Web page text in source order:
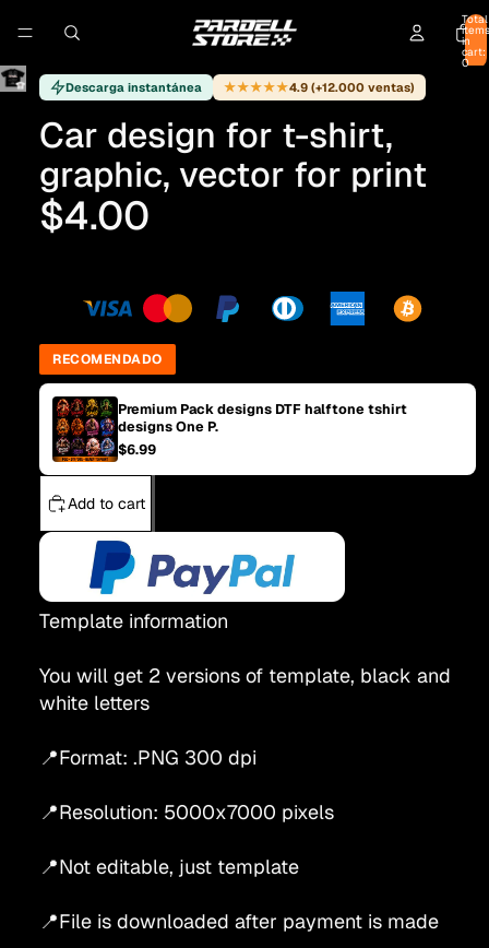
Total
items
in
cart:
0
Descarga instantánea ★★★★★4.9 (+12.000 ventas)
Car design for t-shirt,
graphic, vector for print
$4.00
RECOMENDADO
Premium Pack designs DTF halftone tshirt
designs One P.
$6.99
Add to cart
Template information
You will get 2 versions of template, black and
white letters
📍Format: .PNG 300 dpi
📍Resolution: 5000x7000 pixels
📍Not editable, just template
📍File is downloaded after payment is made